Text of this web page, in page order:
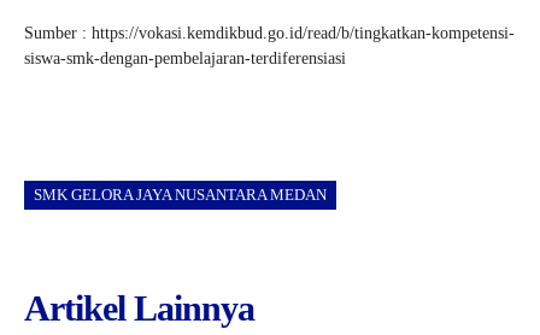
Sumber : https://vokasi.kemdikbud.go.id/read/b/tingkatkan-kompetensi-
siswa-smk-dengan-pembelajaran-terdiferensiasi
SMK GELORA JAYA NUSANTARA MEDAN
Artikel Lainnya